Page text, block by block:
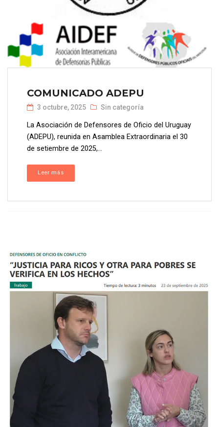
COMUNICADO ADEPU
3 octubre, 2025 Sin categoría
La Asociación de Defensores de Oficio del Uruguay
(ADEPU), reunida en Asamblea Extraordinaria el 30
de setiembre de 2025,...
Leer más